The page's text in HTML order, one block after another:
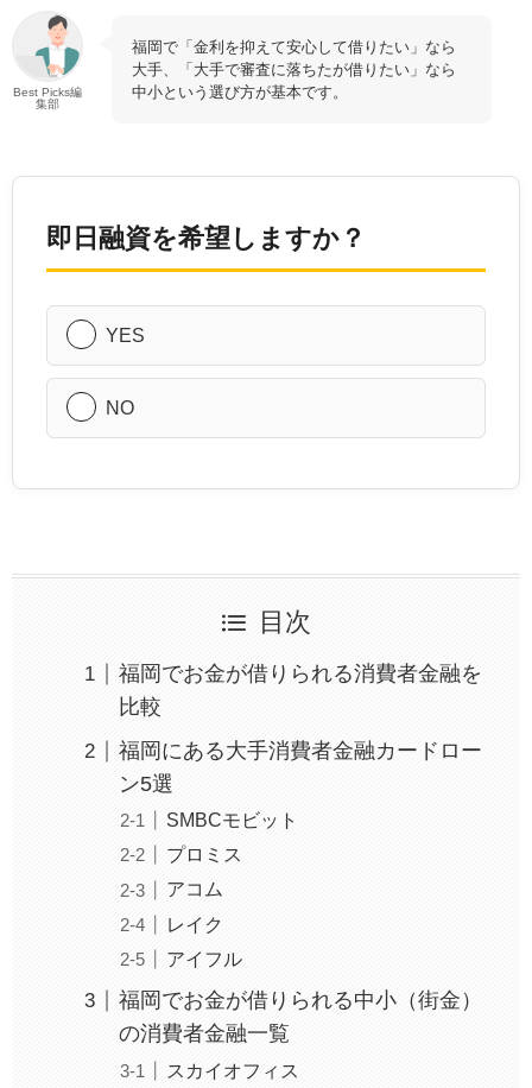
Best Picks編
集部
福岡で「金利を抑えて安心して借りたい」なら
大手、「大手で審査に落ちたが借りたい」なら
中小という選び方が基本です。
即日融資を希望しますか？
YES
NO
目次
福岡でお金が借りられる消費者金融を
比較
福岡にある大手消費者金融カードロー
ン5選
SMBCモビット
プロミス
アコム
レイク
アイフル
福岡でお金が借りられる中小（街金）
の消費者金融一覧
スカイオフィス